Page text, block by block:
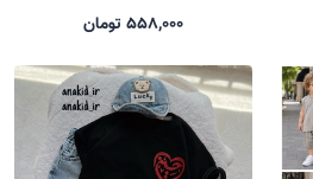
558,000 تومان